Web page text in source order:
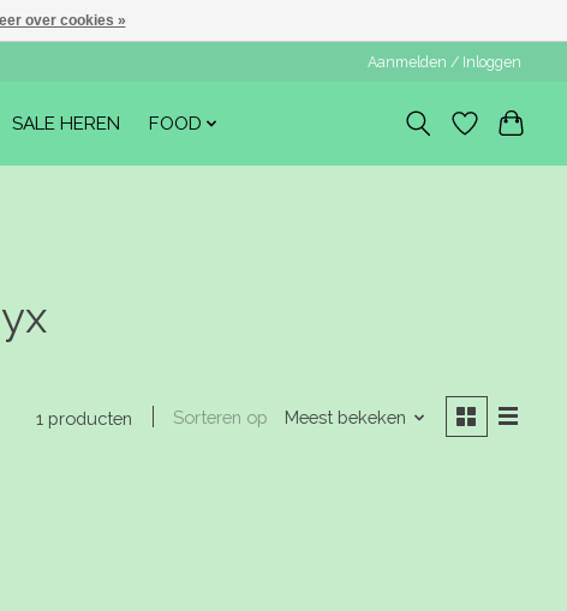
Aanmelden / Inloggen
SALE HEREN FOOD
1 producten Sorteren op Meest bekeken
over cookies »